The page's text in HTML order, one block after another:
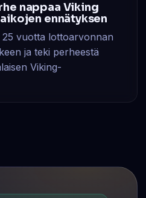
nappaa Viking
ennätyksen
vuotta lottoarvonnan
ja teki perheestä
Viking-